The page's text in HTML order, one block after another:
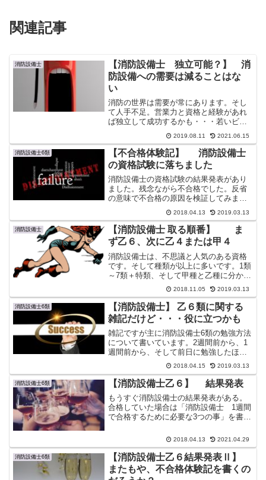
関連記事
消防設備士
【消防設備士 独立可能？】 消
防設備への需要は減ることはな
い
消防の世界は需要が常にあります。そし
て人手不足。営業力と資格と経験があれ
ば独立して成功するかも・・・若いビル
メンさんや電気工事士さんの未来の選択
肢の１つとして消防設備会社を作るとい
うのもありかも？
2019.08.11 2021.06.15
消防設備士6類
【不合格体験記】 消防設備士
の資格試験に落ちました
消防設備士の資格試験の結果発表があり
ました。残念ながら不合格でした。反省
の意味で不合格の原因を検証してみまし
た。また混乱しがちな特定防火対象物に
関してわかりやすくまとめてみました。
2018.04.13 2019.03.13
消防設備士
【消防設備士 取る順番】 ま
ず乙６、次に乙４または甲４
消防設備士は、不思議と人気のある資格
です。そして種類が以上に多いです。1類
～7類＋特類、そして甲種と乙種に分かれ
ている類もあります。効率よく取得する
順序と難易度について書いてみた。
2018.11.05 2019.03.13
消防設備士6類
【消防設備士】 乙６類に関する
雑記だけど・・・役に立つかも
雑記ですが主に消防設備士6類の勉強方法
について書いています。2週間前から、1
週間前から、そして前日に勉強したほう
がいい事について記載しました。そして
お勧めのテキストを３つ紹介していま
す。
2018.04.15 2019.03.13
消防設備士6類 【消防設備士乙６】 結果発表
もうすぐ消防設備士の結果発表がある。
合格していた場合は「消防設備士 1週間
で合格するために必要な3つの事」を書き
2018.04.13 2021.04.29
消防設備士6類
【消防設備士乙６結果発表Ⅱ】
またもや、不合格体験記を書くの